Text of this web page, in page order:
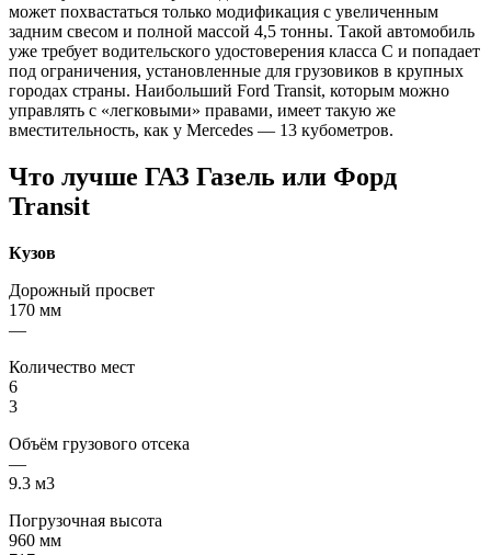
может похвастаться только модификация с увеличенным
задним свесом и полной массой 4,5 тонны. Такой автомобиль
уже требует водительского удостоверения класса C и попадает
под ограничения, установленные для грузовиков в крупных
городах страны. Наибольший Ford Transit, которым можно
управлять с «легковыми» правами, имеет такую же
вместительность, как у Mercedes — 13 кубометров.
Что лучше ГАЗ Газель или Форд
Transit
Кузов
Дорожный просвет
170 мм
—
Количество мест
6
3
Объём грузового отсека
—
9.3 м3
Погрузочная высота
960 мм